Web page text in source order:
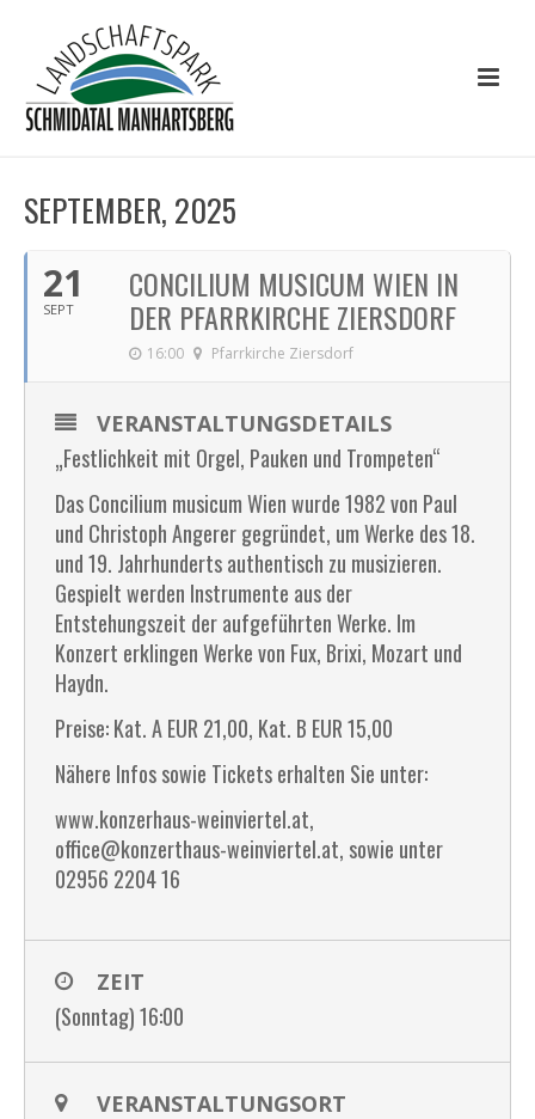
SEPTEMBER, 2025
21
SEPT
CONCILIUM MUSICUM WIEN IN
DER PFARRKIRCHE ZIERSDORF
16:00 Pfarrkirche Ziersdorf
VERANSTALTUNGSDETAILS
„Festlichkeit mit Orgel, Pauken und Trompeten“
Das Concilium musicum Wien wurde 1982 von Paul
und Christoph Angerer gegründet, um Werke des 18.
und 19. Jahrhunderts authentisch zu musizieren.
Gespielt werden Instrumente aus der
Entstehungszeit der aufgeführten Werke. Im
Konzert erklingen Werke von Fux, Brixi, Mozart und
Haydn.
Preise: Kat. A EUR 21,00, Kat. B EUR 15,00
Nähere Infos sowie Tickets erhalten Sie unter:
www.konzerhaus-weinviertel.at,
office@konzerthaus-weinviertel.at, sowie unter
02956 2204 16
ZEIT
(Sonntag) 16:00
VERANSTALTUNGSORT